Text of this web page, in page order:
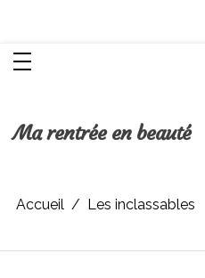
Ma rentrée en beauté
Accueil Les inclassables